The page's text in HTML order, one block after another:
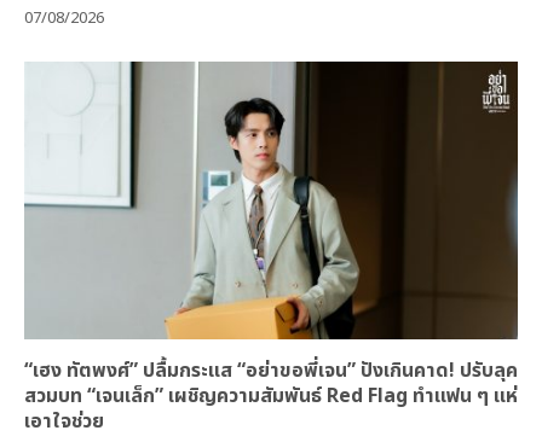
07/08/2026
“เฮง ทัตพงศ์” ปลื้มกระแส “อย่าขอพี่เจน” ปังเกินคาด! ปรับลุค
สวมบท “เจนเล็ก” เผชิญความสัมพันธ์ Red Flag ทำแฟน ๆ แห่
เอาใจช่วย